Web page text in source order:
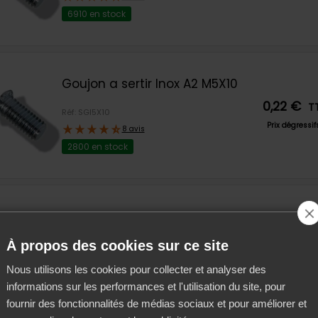
À propos des cookies sur ce site
Nous utilisons les cookies pour collecter et analyser des
informations sur les performances et l'utilisation du site, pour
fournir des fonctionnalités de médias sociaux et pour améliorer et
d'été
équipe sera en congés d'été duvendredi 7 aoûtau
.
les commandes passées entre ces 2 dates seront
6910 en stock
Goujon a sertir Inox A2 M5X10
Réf: SGI5X10
8 avis
2800 en stock
0,22 €
Prix
Goujon a sertir Acier Zn M6X30
Réf: SGA6X30